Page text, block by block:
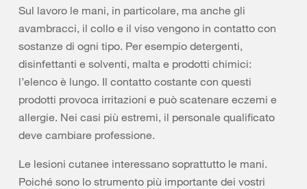
Sul lavoro le mani, in particolare, ma anche gli
avambracci, il collo e il viso vengono in contatto con
sostanze di ogni tipo. Per esempio detergenti,
disinfettanti e solventi, malta e prodotti chimici:
l’elenco è lungo. Il contatto costante con questi
prodotti provoca irritazioni e può scatenare eczemi e
allergie. Nei casi più estremi, il personale qualificato
deve cambiare professione.
Le lesioni cutanee interessano soprattutto le mani.
Poiché sono lo strumento più importante dei vostri